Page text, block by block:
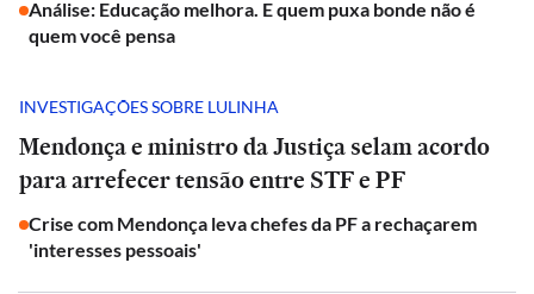
Análise: Educação melhora. E quem puxa bonde não é
quem você pensa
INVESTIGAÇÕES SOBRE LULINHA
Mendonça e ministro da Justiça selam acordo
para arrefecer tensão entre STF e PF
Crise com Mendonça leva chefes da PF a rechaçarem
'interesses pessoais'